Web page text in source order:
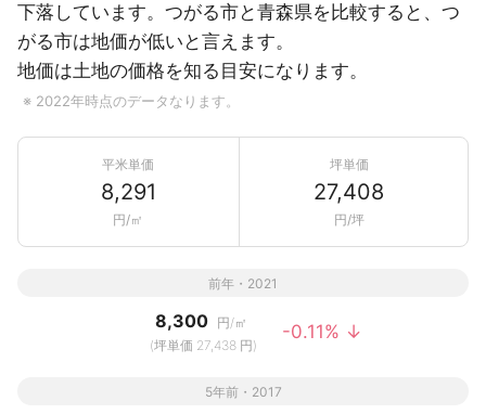
下落しています。つがる市と青森県を比較すると、つ
がる市は地価が低いと言えます。
地価は土地の価格を知る目安になります。
※ 2022年時点のデータなります。
平米単価
8,291
円/㎡
坪単価
27,408
円/坪
前年・2021
8,300 円/㎡
(坪単価 27,438 円)
-0.11% ↓
5年前・2017